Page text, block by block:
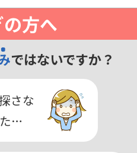
方へ
ではないですか？
さな
…